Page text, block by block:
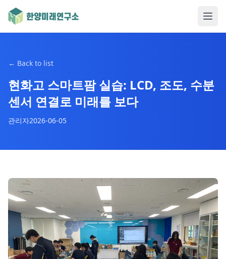
← Back to list
현화고 스마트팜 실습: LCD, 조도, 수분
센서 연결로 미래를 보다
관리자2026-06-05